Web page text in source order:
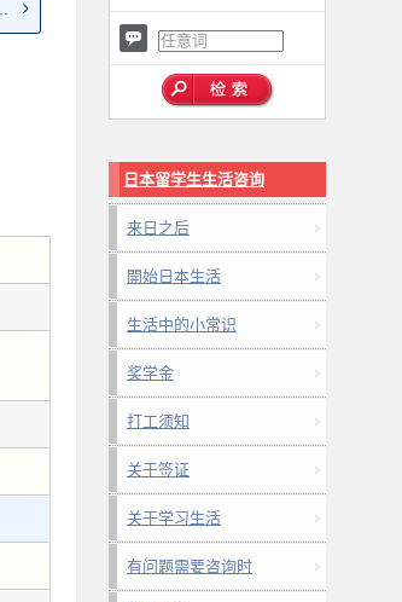
Medicine, ...
日本留学生生活咨询
来日之后
開始日本生活
生活中的小常识
奖学金
打工须知
关于签证
关于学习生活
有问题需要咨询时